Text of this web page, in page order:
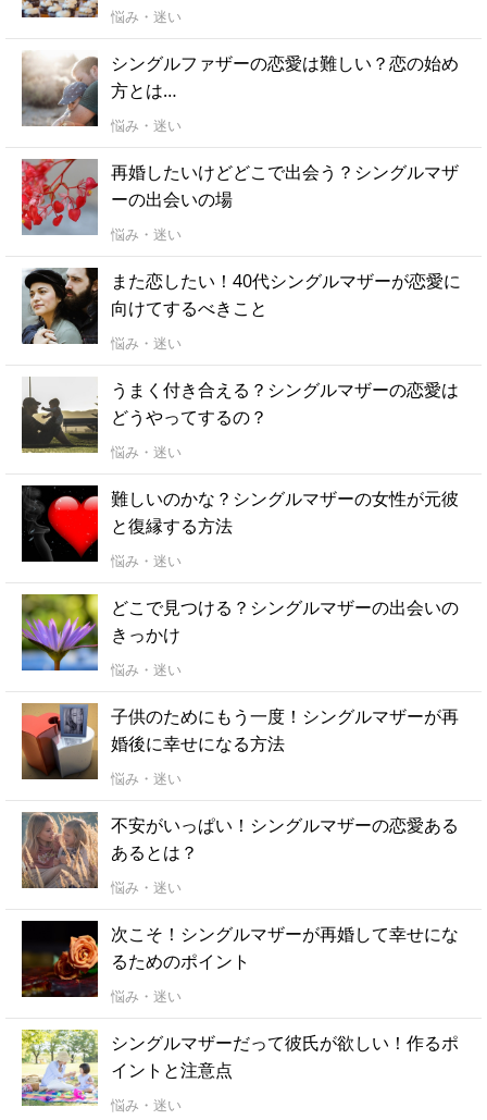
悩み・迷い
シングルファザーの恋愛は難しい？恋の始め
方とは…
悩み・迷い
再婚したいけどどこで出会う？シングルマザ
ーの出会いの場
悩み・迷い
また恋したい！40代シングルマザーが恋愛に
向けてするべきこと
悩み・迷い
うまく付き合える？シングルマザーの恋愛は
どうやってするの？
悩み・迷い
難しいのかな？シングルマザーの女性が元彼
と復縁する方法
悩み・迷い
どこで見つける？シングルマザーの出会いの
きっかけ
悩み・迷い
子供のためにもう一度！シングルマザーが再
婚後に幸せになる方法
悩み・迷い
不安がいっぱい！シングルマザーの恋愛ある
あるとは？
悩み・迷い
次こそ！シングルマザーが再婚して幸せにな
るためのポイント
悩み・迷い
シングルマザーだって彼氏が欲しい！作るポ
イントと注意点
悩み・迷い